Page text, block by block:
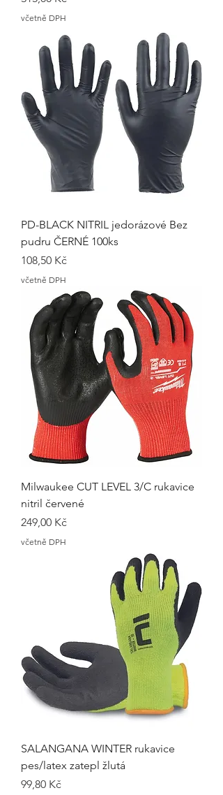
včetně DPH
PD-BLACK NITRIL jedorázové Bez
pudru ČERNÉ 100ks
Cena
108,50 Kč
včetně DPH
Milwaukee CUT LEVEL 3/C rukavice
nitril červené
Cena
249,00 Kč
včetně DPH
SALANGANA WINTER rukavice
pes/latex zatepl žlutá
Cena
99,80 Kč